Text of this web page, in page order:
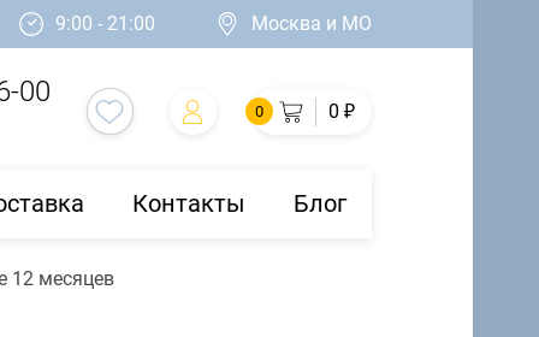
9:00 - 21:00 Москва и МО
00
0 0 ₽
Контакты Блог
12 месяцев